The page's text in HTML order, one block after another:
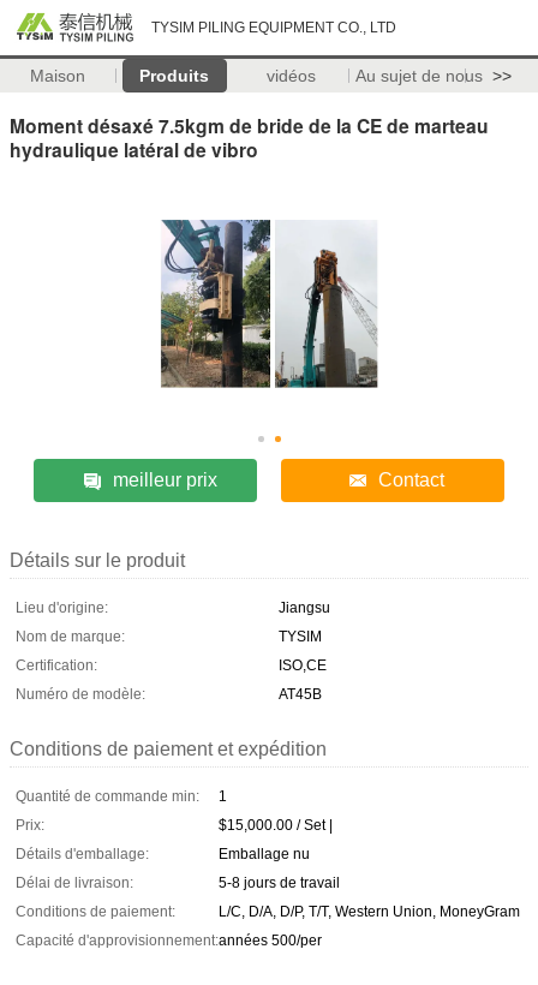
TYSIM PILING EQUIPMENT CO., LTD
Maison Produits vidéos Au sujet de nous >>
Moment désaxé 7.5kgm de bride de la CE de marteau
hydraulique latéral de vibro
meilleur prix Contact
Détails sur le produit
Lieu d'origine:
Jiangsu
Nom de marque:
TYSIM
Certification:
ISO,CE
Numéro de modèle:
AT45B
Conditions de paiement et expédition
Quantité de commande min:
1
Prix:
$15,000.00 / Set |
Détails d'emballage:
Emballage nu
Délai de livraison:
5-8 jours de travail
Conditions de paiement:
L/C, D/A, D/P, T/T, Western Union, MoneyGram
Capacité d'approvisionnement:années 500/per